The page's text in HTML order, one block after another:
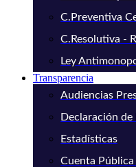
C.Preventiva
C.Resolutiva -
Ley
Transparencia
Audiencias
Declaración
Estadísticas
Cuenta Pública